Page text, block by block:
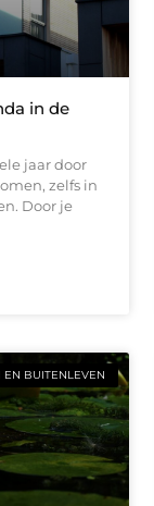
in de
jaar door
zelfs in
Door je
EN BUITENLEVEN